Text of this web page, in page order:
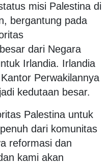
misi Palestina di
bergantung pada
dari Negara
Irlandia. Irlandia
Perwakilannya
kedutaan besar.
Palestina untuk
dari komunitas
reformasi dan
kami akan